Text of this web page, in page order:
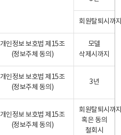
회원탈퇴시까
개인정보 보호법 제15조
(정보주체 동의)
모델
삭제시까지
개인정보 보호법 제15조
(정보주체 동의)
3년
개인정보 보호법 제15조
(정보주체 동의)
회원탈퇴시까
혹은 동의
철회시